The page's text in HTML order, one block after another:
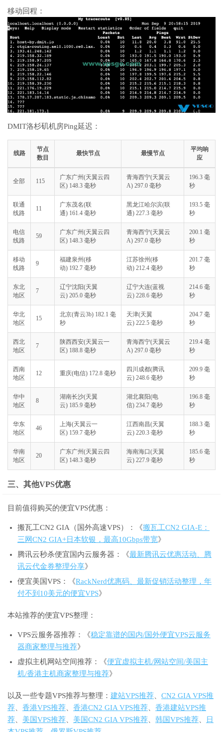
移动回程：
DMIT洛杉矶机房Ping延迟：
线路
节点
数目
最快节点 最慢节点
平均响
应
全部 115
广东广州(天翼云四
区) 148.3 毫秒
青海西宁(天翼云
A) 297.0 毫秒
196.3 毫
秒
联通
线路
11
广东茂名(联
通) 161.4 毫秒
黑龙江哈尔滨(联
通) 227.3 毫秒
193.5 毫
秒
电信
线路
59
广东广州(天翼云四
区) 148.3 毫秒
青海西宁(天翼云
A) 297.0 毫秒
200.1 毫
秒
移动
线路
9
福建泉州(移
动) 192.7 毫秒
江苏徐州(移
动) 212.4 毫秒
201.7 毫
秒
东北
地区
7
辽宁沈阳(天翼
云) 205.0 毫秒
辽宁大连(蓝视
云) 228.6 毫秒
214.6 毫
秒
华北
地区
15
北京(青云3b) 182.1 毫
秒
天津(天翼
云) 222.5 毫秒
204.7 毫
秒
西北
地区
7
陕西西安(天翼云一
区) 188.8 毫秒
青海西宁(天翼云
A) 297.0 毫秒
219.4 毫
秒
西南
地区
12 重庆(电信) 172.8 毫秒
四川成都(腾讯
云) 248.6 毫秒
209.9 毫
秒
华中
地区
8
湖南长沙(天翼
云) 185.9 毫秒
湖北襄阳(电
信) 234.7 毫秒
196.8 毫
秒
华东
地区
46
上海(天翼云一
区) 159.7 毫秒
江西南昌(天翼
云) 220.3 毫秒
188.3 毫
秒
华南
地区
20
广东广州(天翼云四
区) 148.3 毫秒
海南海口(天翼
云) 227.9 毫秒
185.6 毫
秒
三、其他VPS优惠
目前值得购买的便宜VPS优惠：
搬瓦工CN2 GIA（国外高速VPS）：《搬瓦工CN2 GIA-E：
三网CN2 GIA+日本软银，最高10Gbps带宽》
腾讯云秒杀便宜国内云服务器：《最新腾讯云优惠活动、腾
讯云代金券整理分享》
便宜美国VPS：《RackNerd优惠码、最新促销活动整理，年
付不到10美元的便宜VPS》
本站推荐的便宜VPS整理：
VPS云服务器推荐：《稳定靠谱的国内/国外便宜VPS云服务
器商家整理与推荐》
虚拟主机网站空间推荐：《便宜虚拟主机/网站空间/美国主
机/香港主机商家整理与推荐》
以及一些专题VPS推荐与整理： 建站VPS推荐
CN2 GIA VPS推
荐
香港VPS推荐 香港CN2 GIA VPS推荐
香港建站VPS推
荐
美国VPS推荐 美国CN2 GIA VPS推荐 韩国VPS推荐
日